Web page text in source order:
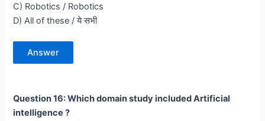
C) Robotics / Robotics
D) All of these / ये सभी
Answer
Question 16: Which domain study included Artificial
intelligence ?